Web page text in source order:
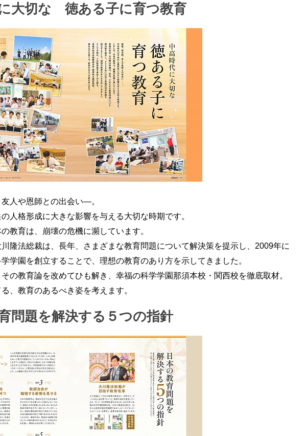
大切な 徳ある子に育つ教育
人や恩師との出会い―。
人格形成に大きな影響を与える大切な時期です。
教育は、崩壊の危機に瀕しています。
隆法総裁は、長年、さまざまな教育問題について解決策を提示し、2009年に
学園を創立することで、理想の教育のあり方を示してきました。
の教育論を改めてひも解き、幸福の科学学園那須本校・関西校を徹底取材。
、教育のあるべき姿を考えます。
問題を解決する５つの指針